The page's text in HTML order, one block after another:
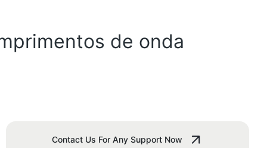
de onda
Contact Us For Any Support Now